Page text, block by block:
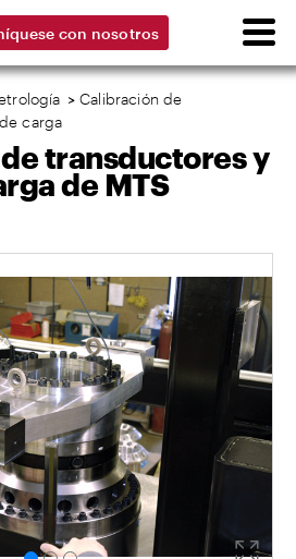
con nosotros
>Calibración de
carga
transductores y
de MTS